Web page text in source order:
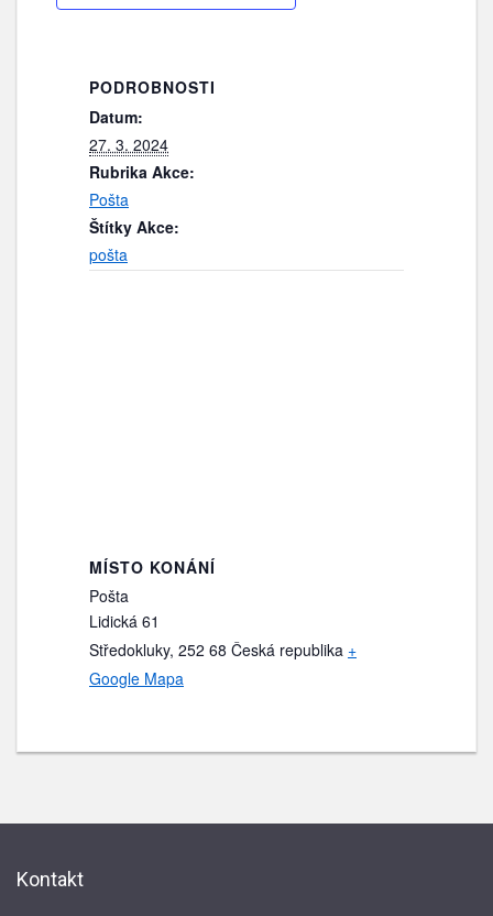
PODROBNOSTI
Datum:
27. 3. 2024
Rubrika Akce:
Pošta
Štítky Akce:
pošta
MÍSTO KONÁNÍ
Pošta
Lidická 61
Středokluky, 252 68 Česká republika +
Google Mapa
Kontakt